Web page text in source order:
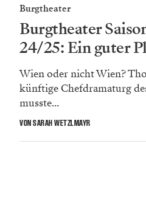
Burgtheater
Burgtheater
24/25: Ein guter
Wien oder nicht Wien?
künftige Chefdramaturg
musste...
VON SARAH WETZLMAYR